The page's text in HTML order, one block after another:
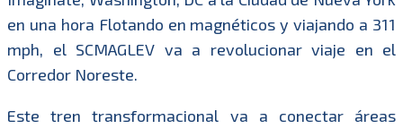
en una hora Flotando en magnéticos y viajando a 311
mph, el SCMAGLEV va a revolucionar viaje en el
Corredor Noreste.
Este tren transformacional va a conectar áreas